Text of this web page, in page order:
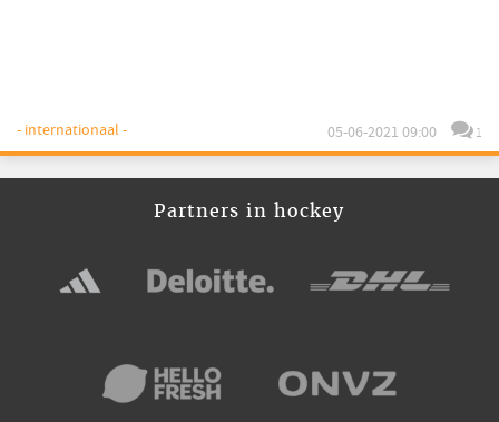
- internationaal - 05-06-2021 09:00 1
Partners in hockey